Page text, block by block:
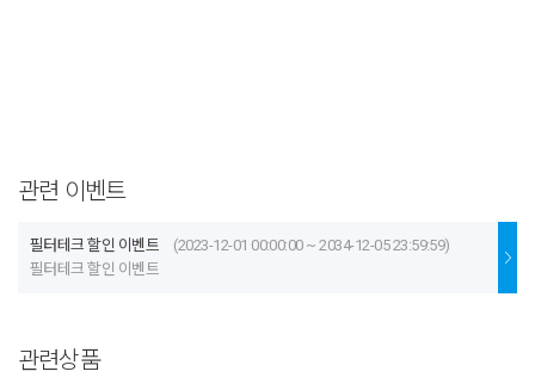
관련 이벤트
필터테크 할인 이벤트
(2023-12-01 00:00:00 ~ 2034-12-05 23:59:59)
필터테크 할인 이벤트
관련상품